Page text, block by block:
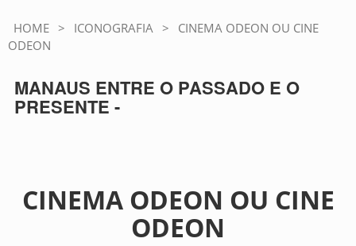
HOME > ICONOGRAFIA >
CINEMA ODEON OU CINE
ODEON
MANAUS ENTRE O PASSADO E O
PRESENTE -
CINEMA ODEON OU CINE
ODEON